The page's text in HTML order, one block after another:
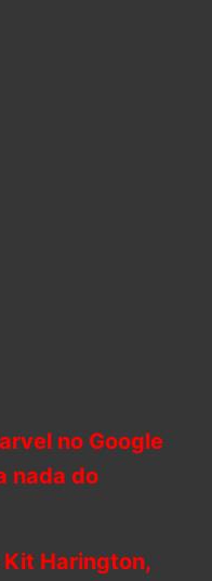
no Google
nada do
Kit Harington,